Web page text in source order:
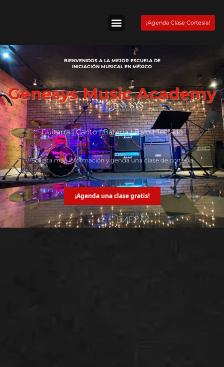
¡Agenda Clase Cortesía!
BIENVENIDOS A LA MEJOR ESCUELA DE
INICIACIÓN MUSICAL EN MÉXICO
Genesys Music Academy
Guitarra | Canto | Batería | Bajo | Teclado
Solicita más información y genda una clase de cortesía
¡Agenda una clase gratis!